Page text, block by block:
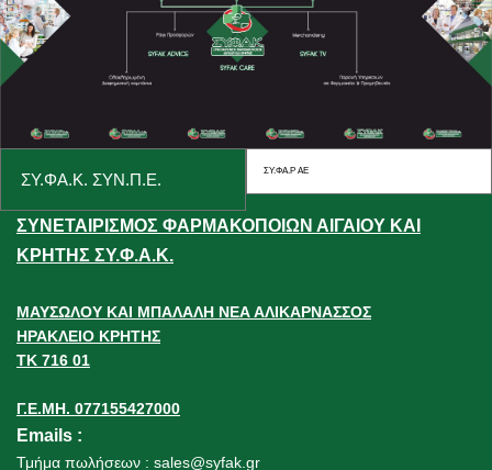
ΣΥ.ΦΑ.Κ. ΣΥΝ.Π.Ε. ΣΥ.ΦΑ.Ρ ΑΕ
ΣΥΝΕΤΑΙΡΙΣΜΟΣ ΦΑΡΜΑΚΟΠΟΙΩΝ ΑΙΓΑΙΟΥ ΚΑΙ
ΚΡΗΤΗΣ ΣΥ.Φ.Α.Κ.
ΜΑΥΣΩΛΟΥ ΚΑΙ ΜΠΑΛΑΛΗ ΝΕΑ ΑΛΙΚΑΡΝΑΣΣΟΣ
ΗΡΑΚΛΕΙΟ ΚΡΗΤΗΣ
ΤΚ 716 01
Γ.Ε.ΜΗ. 077155427000
Emails :
Τμήμα πωλήσεων : sales@syfak.gr